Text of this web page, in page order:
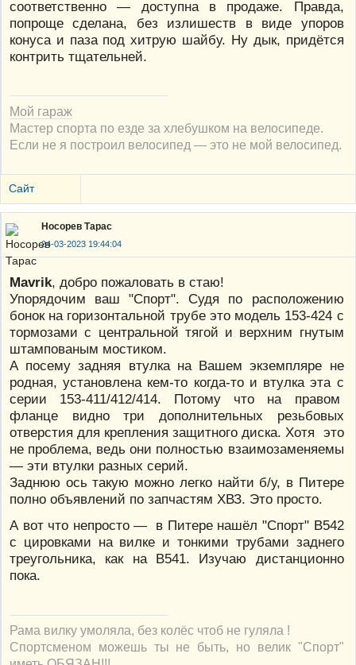
соответственно — доступна в продаже. Правда,
попроще сделана, без излишеств в виде упоров
конуса и паза под хитрую шайбу. Ну дык, придётся
контрить тщательней.
Мой гараж
Мастер спорта по езде за хлебушком на велосипеде.
Если не я построил велосипед — это не мой велосипед.
Сайт
Носорев Тарас
24-03-2023 19:44:04
Mavrik, добро пожаловать в стаю!
Упорядочим ваш "Спорт". Судя по расположению
бонок на горизонтальной трубе это модель 153-424 с
тормозами с центральной тягой и верхним гнутым
штампованым мостиком.
А посему задняя втулка на Вашем экземпляре не
родная, установлена кем-то когда-то и втулка эта с
серии 153-411/412/414. Потому что на правом
фланце видно три дополнительных резьбовых
отверстия для крепления защитного диска. Хотя это
не проблема, ведь они полностью взаимозаменяемы
— эти втулки разных серий.
Заднюю ось такую можно легко найти б/у, в Питере
полно объявлений по запчастям ХВЗ. Это просто.
А вот что непросто — в Питере нашёл "Спорт" В542
с цировками на вилке и тонкими трубами заднего
треугольника, как на В541. Изучаю дистанционно
пока.
Рама вилку умоляла, без колёс чтоб не гуляла !
Спортсменом можешь ты не быть, но велик "Спорт"